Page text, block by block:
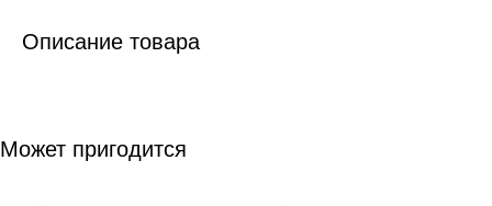
Описание товара
Может пригодится